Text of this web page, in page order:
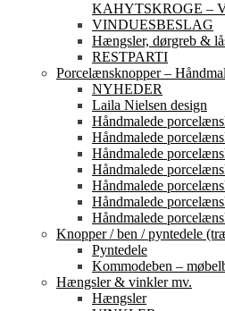
KAHYTSKROGE –
VINDUESBESLAG
Hængsler, dørgreb &
RESTPARTI
Porcelænsknopper –
NYHEDER
Laila Nielsen design
Håndmalede
Håndmalede
Håndmalede
Håndmalede
Håndmalede
Håndmalede
Håndmalede
Knopper / ben / pyntedele
Pyntedele
Kommodeben –
Hængsler & vinkler mv.
Hængsler